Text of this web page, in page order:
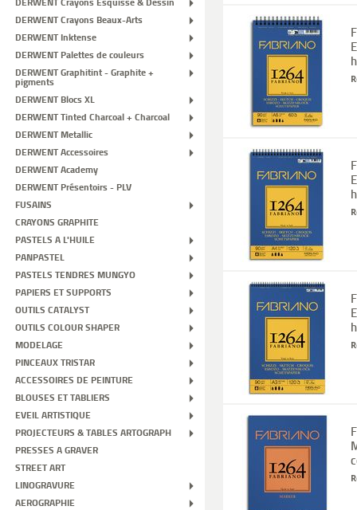
DERWENT Crayons Beaux-Arts
DERWENT Inktense
DERWENT Palettes de couleurs
DERWENT Graphitint - Graphite +
pigments
DERWENT Blocs XL
DERWENT Tinted Charcoal + Charcoal
DERWENT Metallic
DERWENT Accessoires
DERWENT Academy
DERWENT Présentoirs - PLV
FUSAINS
CRAYONS GRAPHITE
PASTELS A L'HUILE
PANPASTEL
PASTELS TENDRES MUNGYO
PAPIERS ET SUPPORTS
OUTILS CATALYST
OUTILS COLOUR SHAPER
MODELAGE
PINCEAUX TRISTAR
ACCESSOIRES DE PEINTURE
BLOUSES ET TABLIERS
EVEIL ARTISTIQUE
PROJECTEURS & TABLES ARTOGRAPH
PRESSES A GRAVER
STREET ART
LINOGRAVURE
AEROGRAPHIE